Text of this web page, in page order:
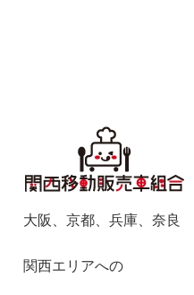
大阪、京都、兵庫、奈良
関西エリアへの